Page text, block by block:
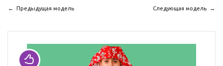
Предыдущая модель Следующая модель